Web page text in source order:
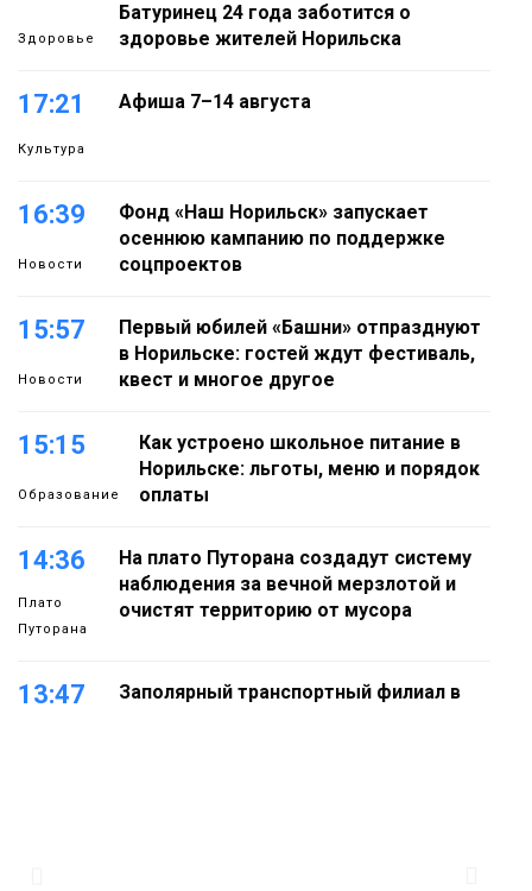
Здоровье
Батуринец 24 года заботится о
здоровье жителей Норильска
17:21
Культура
Афиша 7–14 августа
16:39
Новости
Фонд «Наш Норильск» запускает
осеннюю кампанию по поддержке
соцпроектов
15:57
Новости
Первый юбилей «Башни» отпразднуют
в Норильске: гостей ждут фестиваль,
квест и многое другое
15:15
Образование
Как устроено школьное питание в
Норильске: льготы, меню и порядок
оплаты
14:36
Плато
Путорана
На плато Путорана создадут систему
наблюдения за вечной мерзлотой и
очистят территорию от мусора
13:47
Заполярный транспортный филиал в